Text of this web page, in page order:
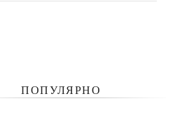
ПОПУЛЯРНО